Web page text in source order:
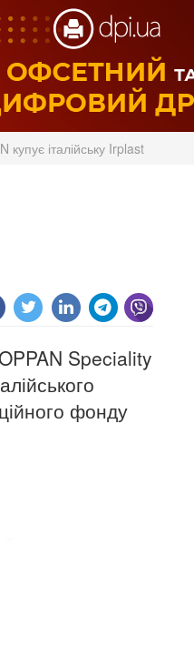
купує італійську Irplast
Speciality
фонду